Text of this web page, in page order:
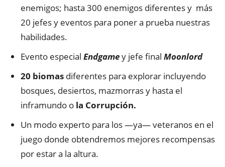
enemigos; hasta 300 enemigos diferentes y más
20 jefes y eventos para poner a prueba nuestras
habilidades.
Evento especial Endgamey jefe final Moonlord
20 biomas diferentes para explorar incluyendo
bosques, desiertos, mazmorras y hasta el
inframundo o la Corrupción.
Un modo experto para los —ya— veteranos en el
juego donde obtendremos mejores recompensas
por estar a la altura.